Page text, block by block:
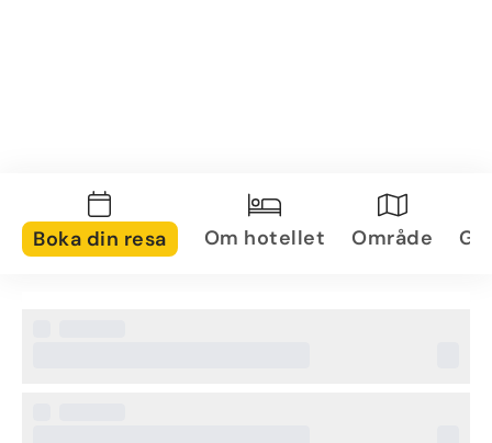
Boka din resa Om hotellet Område